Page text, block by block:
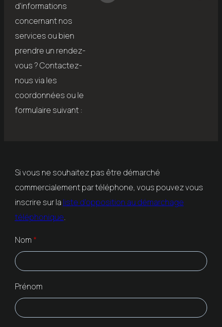
d'informations
concernant nos
services ou bien
prendre un rendez-
vous ?Contactez-
nous via les
coordonnées ou le
formulaire suivant :
Si vous ne souhaitez pas être démarché
commercialement par téléphone, vous pouvez vous
inscrire sur la liste d'opposition au démarchage
téléphonique.
Nom *
Prénom